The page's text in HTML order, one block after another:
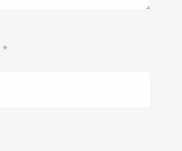
*